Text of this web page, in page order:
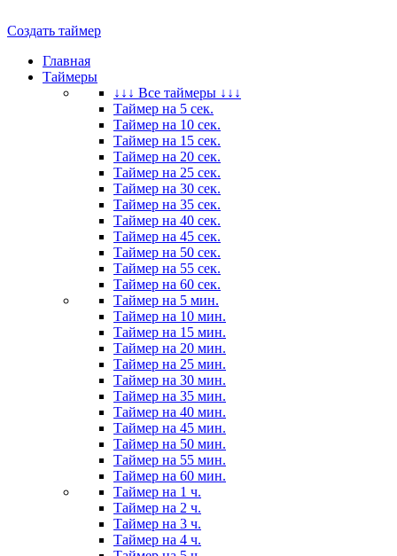
Создать таймер
Главная
Таймеры
↓↓↓ Все таймеры ↓↓↓
Таймер на 5 сек.
Таймер на 10 сек.
Таймер на 15 сек.
Таймер на 20 сек.
Таймер на 25 сек.
Таймер на 30 сек.
Таймер на 35 сек.
Таймер на 40 сек.
Таймер на 45 сек.
Таймер на 50 сек.
Таймер на 55 сек.
Таймер на 60 сек.
Таймер на 5 мин.
Таймер на 10 мин.
Таймер на 15 мин.
Таймер на 20 мин.
Таймер на 25 мин.
Таймер на 30 мин.
Таймер на 35 мин.
Таймер на 40 мин.
Таймер на 45 мин.
Таймер на 50 мин.
Таймер на 55 мин.
Таймер на 60 мин.
Таймер на 1 ч.
Таймер на 2 ч.
Таймер на 3 ч.
Таймер на 4 ч.